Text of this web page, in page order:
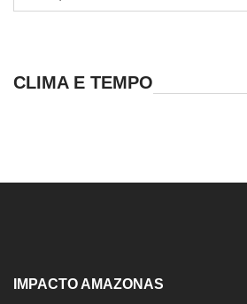
por:
CLIMA E TEMPO
IMPACTO AMAZONAS